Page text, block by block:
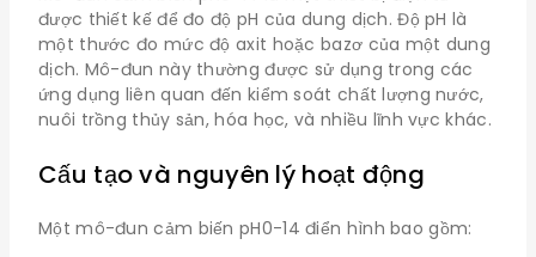
được thiết kế để đo độ pH của dung dịch. Độ pH là
một thước đo mức độ axit hoặc bazơ của một dung
dịch. Mô-đun này thường được sử dụng trong các
ứng dụng liên quan đến kiểm soát chất lượng nước,
nuôi trồng thủy sản, hóa học, và nhiều lĩnh vực khác.
Cấu tạo và nguyên lý hoạt động
Một mô-đun cảm biến pH0-14 điển hình bao gồm: